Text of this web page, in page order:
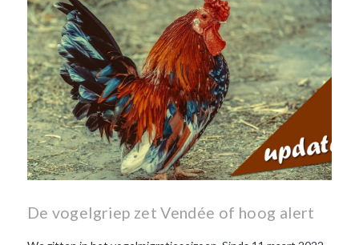
De vogelgriep zet Vendée of hoog alert